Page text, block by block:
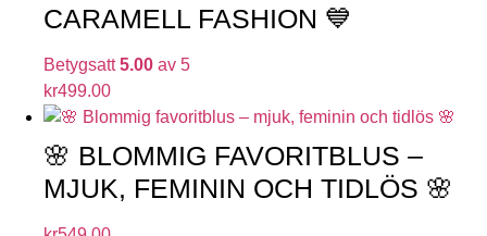
CARAMELL FASHION 💙
Betygsatt5.00 av 5
kr499.00
🌸 BLOMMIG FAVORITBLUS –
MJUK, FEMININ OCH TIDLÖS 🌸